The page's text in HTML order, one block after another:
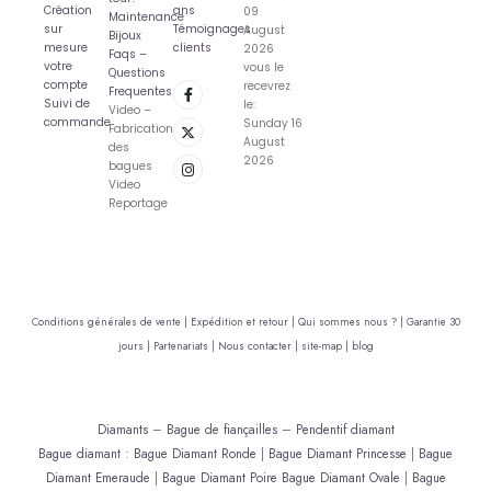
Création
sur
mesure
votre
compte
Suivi de
commande
Maintenance
Bijoux
Faqs –
Questions
Frequentes
Video –
Fabrication
des
bagues
Video
Reportage
ans
Témoignages
clients
09
August
2026
vous le
recevrez
le:
Sunday 16
August
2026
Conditions générales de vente | Expédition et retour | Qui sommes nous ? | Garantie 30
jours |
Partenariats | Nous contacter | site-map | blog
Diamants– Bague de fiançailles– Pendentif diamant
Bague diamant : Bague Diamant Ronde | Bague Diamant Princesse | Bague
Diamant Emeraude | Bague Diamant Poire Bague Diamant Ovale | Bague